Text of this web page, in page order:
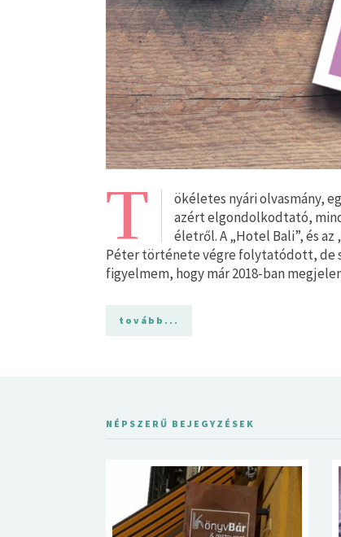
T
ökéletes nyári olvasmány,
azért elgondolkodtató,
életről. A „Hotel Bali”, és
Péter története végre folytatódott, de
figyelmem, hogy már 2018-ban
tovább...
NÉPSZERŰ BEJEGYZÉSEK